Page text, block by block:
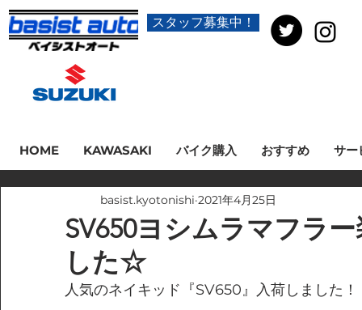
スタッフ募集中！
HOME KAWASAKI バイク購入 おすすめ サー
SV650ヨシムラマフラ
した☆
basist.kyotonishi 2021年4月25日
人気のネイキッド『SV650』入荷しました！